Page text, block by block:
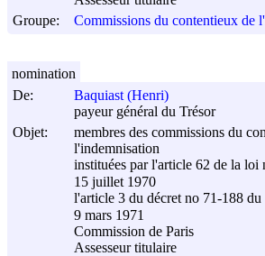
Groupe:
Commissions du contentieux de
De:
Baquiast (Henri)
payeur général du Trésor
Objet:
membres des commissions du
l'indemnisation
instituées par l'article 62 de la loi
15 juillet 1970
l'article 3 du décret no 71-188 du
9 mars 1971
Commission de Paris
Assesseur titulaire
nomination